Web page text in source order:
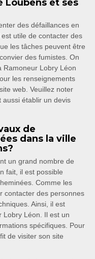
Loubens et ses
des défaillances en
utile de contacter des
les tâches peuvent être
des fumistes. On
Ramoneur Lobry Léon
les renseignements
web. Veuillez noter
aussi établir un devis
de
dans la ville
un grand nombre de
fait, il est possible
Comme les
contacter des personnes
Ainsi, il est
Lobry Léon. Il est un
spécifiques. Pour
de visiter son site